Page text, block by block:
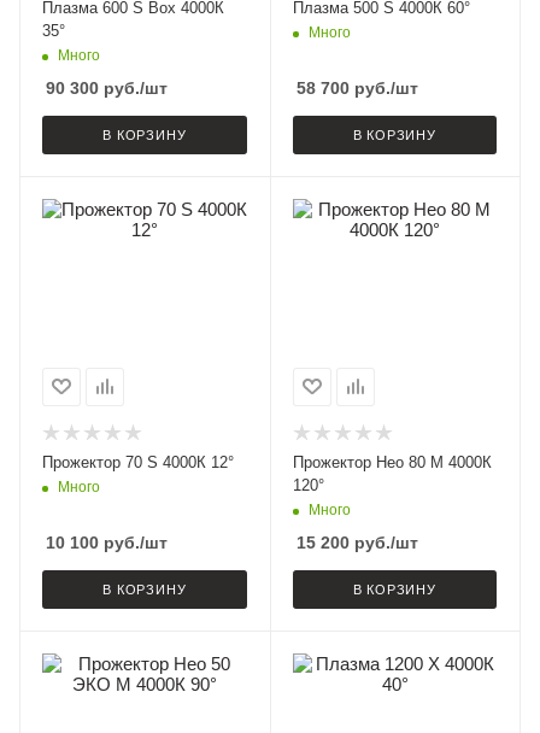
Плазма 600 S Box 4000К
35°
Много
90 300 руб./шт
В КОРЗИНУ
Плазма 500 S 4000К 60°
Много
58 700руб./шт
В КОРЗИНУ
Прожектор 70 S 4000К 12°
Много
10 100 руб./шт
В КОРЗИНУ
Прожектор Нео 80 M 4000К
120°
Много
15 200руб./шт
В КОРЗИНУ